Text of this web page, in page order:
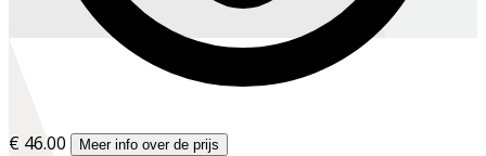
€ 46.00 Meer info over de prijs